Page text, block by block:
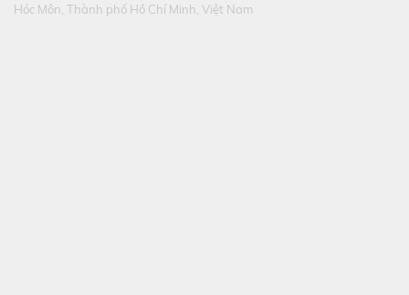
Hóc Môn, Thành phố Hồ Chí Minh, Việt Nam